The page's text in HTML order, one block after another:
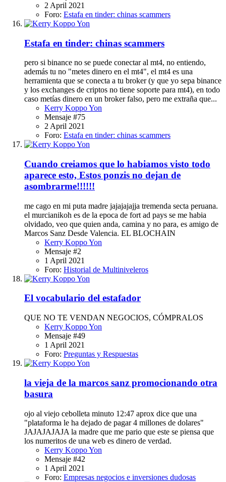
2 April 2021
Foro: Estafa en tinder: chinas scammers
Estafa en tinder: chinas scammers
pero si binance no se puede conectar al mt4, no entiendo,
además tu no "metes dinero en el mt4", el mt4 es una
herramienta que se conecta a tu broker (y que yo sepa binance
y los exchanges de criptos no tiene soporte para mt4), en todo
caso metías dinero en un broker falso, pero me extraña que...
Kerry Koppo Yon
Mensaje #75
2 April 2021
Foro: Estafa en tinder: chinas scammers
Cuando creiamos que lo habiamos visto todo
aparece esto, Estos ponzis no dejan de
asombrarme!!!!!!
me cago en mi puta madre jajajajajja tremenda secta peruana.
el murcianikoh es de la epoca de fort ad pays se me habia
olvidado, veo que quien anda, camina y no para, es amigo de
Marcos Sanz Desde Valencia. EL BLOCHAIN
Kerry Koppo Yon
Mensaje #2
1 April 2021
Foro: Historial de Multiniveleros
El vocabulario del estafador
QUE NO TE VENDAN NEGOCIOS, CÓMPRALOS
Kerry Koppo Yon
Mensaje #49
1 April 2021
Foro: Preguntas y Respuestas
la vieja de la marcos sanz promocionando otra
basura
ojo al viejo cebolleta minuto 12:47 aprox dice que una
"plataforma le ha dejado de pagar 4 millones de dolares"
JAJAJAJAJA la madre que me pario que este se piensa que
los numeritos de una web es dinero de verdad.
Kerry Koppo Yon
Mensaje #42
1 April 2021
Foro: Empresas negocios e inversiones dudosas